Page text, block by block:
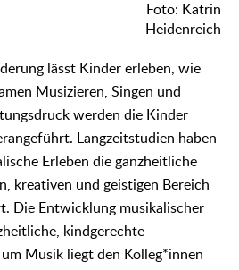
Foto: Katrin
Heidenreich
lässt Kinder erleben, wie
Musizieren, Singen und
werden die Kinder
Langzeitstudien haben
Erleben die ganzheitliche
kreativen und geistigen Bereich
Die Entwicklung musikalischer
kindgerechte
Musik liegt den Kolleg*innen